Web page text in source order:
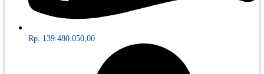
Rp. 139.480.050,00